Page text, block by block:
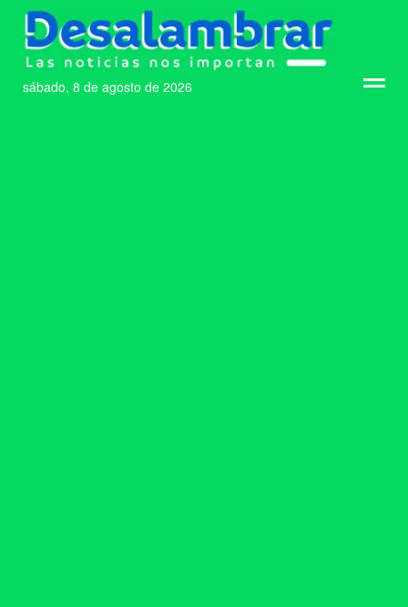
sábado, 8 de agosto de 2026